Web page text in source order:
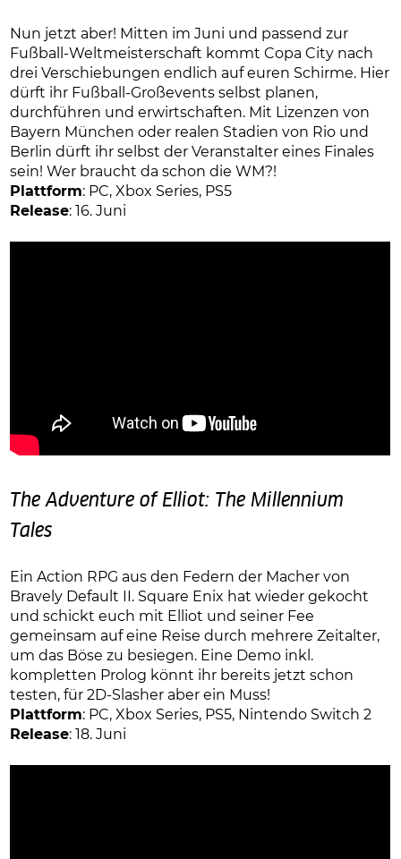
Nun jetzt aber! Mitten im Juni und passend zur
Fußball-Weltmeisterschaft kommt Copa City nach
drei Verschiebungen endlich auf euren Schirme. Hier
dürft ihr Fußball-Großevents selbst planen,
durchführen und erwirtschaften. Mit Lizenzen von
Bayern München oder realen Stadien von Rio und
Berlin dürft ihr selbst der Veranstalter eines Finales
sein! Wer braucht da schon die WM?!
Plattform: PC, Xbox Series, PS5
Release: 16. Juni
The Adventure of Elliot: The Millennium
Tales
Ein Action RPG aus den Federn der Macher von
Bravely Default II. Square Enix hat wieder gekocht
und schickt euch mit Elliot und seiner Fee
gemeinsam auf eine Reise durch mehrere Zeitalter,
um das Böse zu besiegen. Eine Demo inkl.
kompletten Prolog könnt ihr bereits jetzt schon
testen, für 2D-Slasher aber ein Muss!
Plattform: PC, Xbox Series, PS5, Nintendo Switch 2
Release: 18. Juni